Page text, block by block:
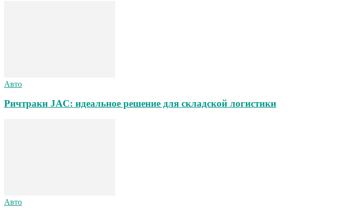
Авто
Ричтраки JAC: идеальное решение для складской логистики
Авто